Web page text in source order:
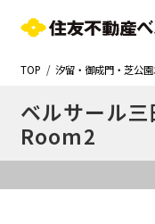
TOP
汐留・御成門・芝公
ベルサール
Room2